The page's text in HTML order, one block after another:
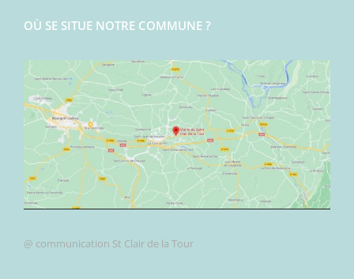
OÙ SE SITUE NOTRE COMMUNE ?
@ communication St Clair de la Tour